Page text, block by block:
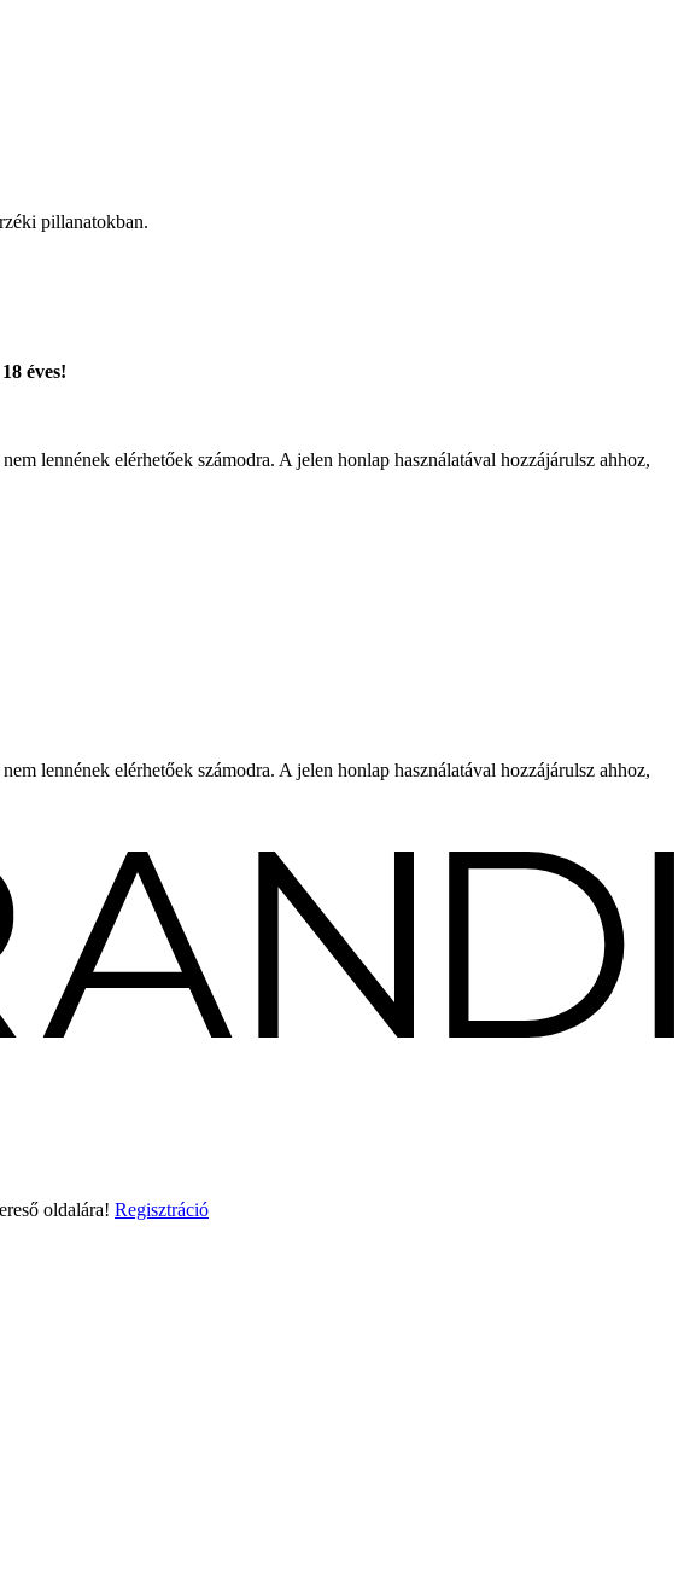
pillanatokban.
éves!
lennének elérhetőek számodra. A jelen honlap használatával hozzájárulsz ahhoz,
lennének elérhetőek számodra. A jelen honlap használatával hozzájárulsz ahhoz,
oldalára! Regisztráció